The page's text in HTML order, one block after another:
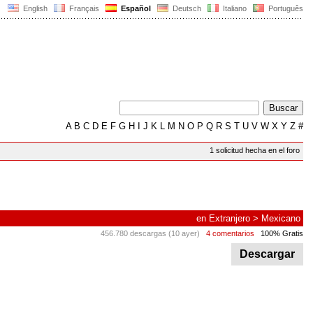
English Français Español Deutsch Italiano Português
AB C D E F G H J K L M N O P Q R S T U V W X Y Z #
1 solicitud hecha en el foro
en Extranjero > Mexicano
456.780 descargas (10 ayer) 4 comentarios 100% Gratis
Descargar